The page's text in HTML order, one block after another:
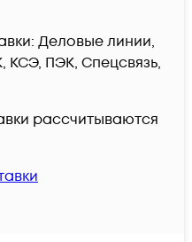
Деловые линии,
КСЭ, ПЭК, Спецсвязь,
рассчитываются